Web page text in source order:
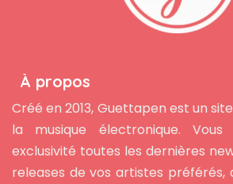
À propos
Créé en 2013, Guettapen est un
la musique électronique.
exclusivité toutes les dernières
releases de vos artistes préférés,